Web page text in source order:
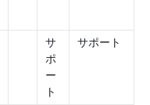
サ
ポ
ー
ト
サポート